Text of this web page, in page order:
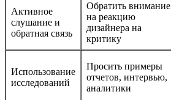
Активное
слушание и
обратная связь
Обратить внимание
на реакцию
дизайнера на
критику
Использование
исследований
Просить примеры
отчетов, интервью,
аналитики